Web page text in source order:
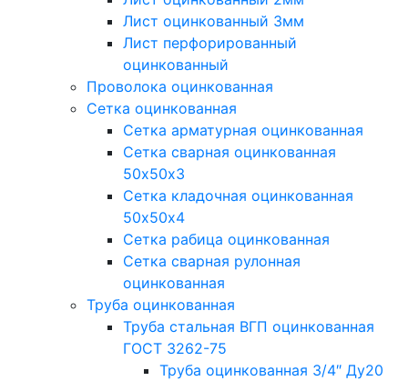
Лист оцинкованный 3мм
Лист перфорированный
оцинкованный
Проволока оцинкованная
Сетка оцинкованная
Сетка арматурная оцинкованная
Сетка сварная оцинкованная
50х50х3
Сетка кладочная оцинкованная
50х50х4
Сетка рабица оцинкованная
Сетка сварная рулонная
оцинкованная
Труба оцинкованная
Труба стальная ВГП оцинкованная
ГОСТ 3262-75
Труба оцинкованная 3/4″ Ду20